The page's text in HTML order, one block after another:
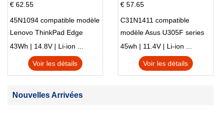
€ 62.55
45N1094 compatible modèle
Lenovo ThinkPad Edge
S230u Twist
43Wh | 14.8V | Li-ion ...
Voir les détails
€ 57.65
C31N1411 compatible
modèle Asus U305F series
45wh | 11.4V | Li-ion ...
Voir les détails
Nouvelles Arrivées